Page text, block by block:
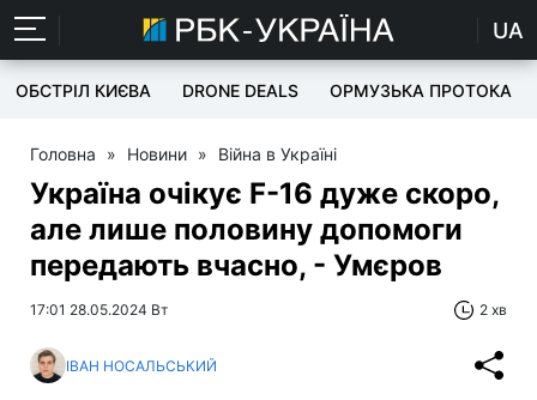
UA
ОБСТРІЛ КИЄВА DRONE DEALS ОРМУЗЬКА ПРОТОКА
Головна » Новини » Війна в Україні
Україна очікує F-16 дуже скоро,
але лише половину допомоги
передають вчасно, - Умєров
17:01 28.05.2024 Вт 2 хв
ІВАН НОСАЛЬСЬКИЙ